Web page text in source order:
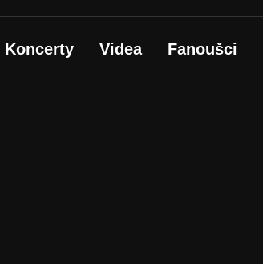
Koncerty Videa Fanoušci